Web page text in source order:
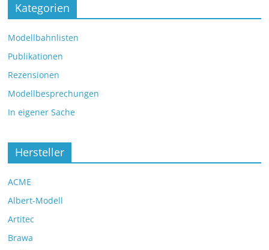
Kategorien
Modellbahnlisten
Publikationen
Rezensionen
Modellbesprechungen
In eigener Sache
Hersteller
ACME
Albert-Modell
Artitec
Brawa